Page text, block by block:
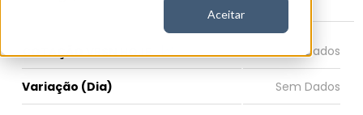
Aceitar
COTAÇÃO VRSN HOJE
Variação (Dia)